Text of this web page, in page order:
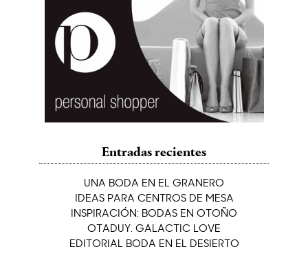
Entradas recientes
UNA BODA EN EL GRANERO
IDEAS PARA CENTROS DE MESA
INSPIRACIÓN: BODAS EN OTOÑO
OTADUY. GALACTIC LOVE
EDITORIAL BODA EN EL DESIERTO